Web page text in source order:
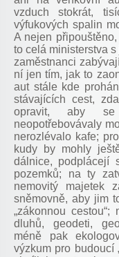
vzduch stokrát,
výfukových spalin
A nejen
to celá ministerstva
zaměstnanci
ní jen tím, jak to
aut stále kde
stávajících cest,
opravit, aby se
neopotřebovávaly
nerozlévalo kafe;
kudy by mohly
dálnice, podplácejí
pozemků; na ty
nemovitý majetek
sněmovně, aby jim
„zákonnou
dluhů, geodeti,
méně pak
výzkum pro budoucí